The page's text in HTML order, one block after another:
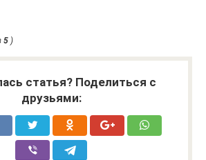
5 )
статья? Поделиться с
друзьями: